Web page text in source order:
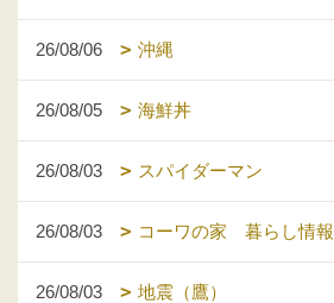
26/08/06 沖縄
26/08/05 海鮮丼
26/08/03 スパイダーマン
26/08/03 コーワの家 暮らし情報
26/08/03 地震（鷹）